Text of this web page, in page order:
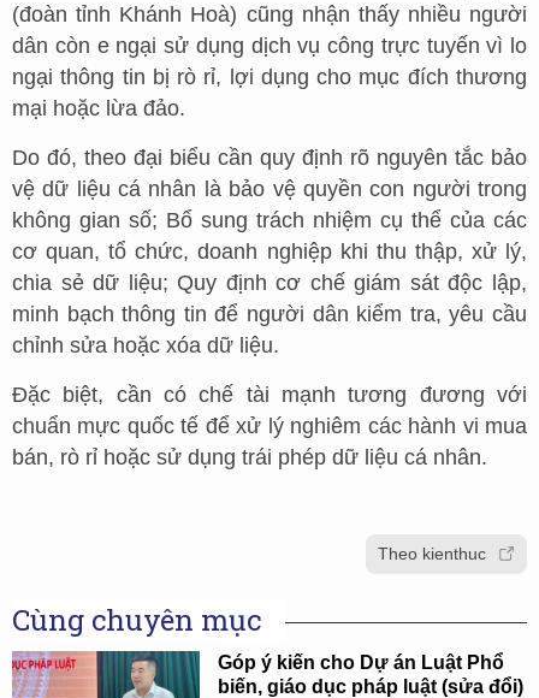
(đoàn tỉnh Khánh Hoà) cũng nhận thấy nhiều người
dân còn e ngại sử dụng dịch vụ công trực tuyến vì lo
ngại thông tin bị rò rỉ, lợi dụng cho mục đích thương
mại hoặc lừa đảo.
Do đó, theo đại biểu cần quy định rõ nguyên tắc bảo
vệ dữ liệu cá nhân là bảo vệ quyền con người trong
không gian số; Bổ sung trách nhiệm cụ thể của các
cơ quan, tổ chức, doanh nghiệp khi thu thập, xử lý,
chia sẻ dữ liệu; Quy định cơ chế giám sát độc lập,
minh bạch thông tin để người dân kiểm tra, yêu cầu
chỉnh sửa hoặc xóa dữ liệu.
Đặc biệt, cần có chế tài mạnh tương đương với
chuẩn mực quốc tế để xử lý nghiêm các hành vi mua
bán, rò rỉ hoặc sử dụng trái phép dữ liệu cá nhân.
Theo kienthuc
Cùng chuyên mục
Góp ý kiến cho Dự án Luật Phổ
biến, giáo dục pháp luật (sửa đổi)